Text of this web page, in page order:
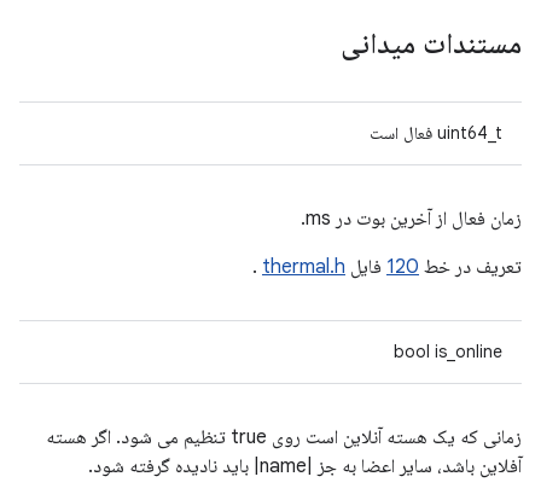
مستندات میدانی
uint64_t فعال است
زمان فعال از آخرین بوت در ms.
تعریف در خط 120 فایل thermal.h
.
bool is_online
زمانی که یک هسته آنلاین است روی true تنظیم می شود. اگر هسته
آفلاین باشد، سایر اعضا به جز |name| باید نادیده گرفته شود.